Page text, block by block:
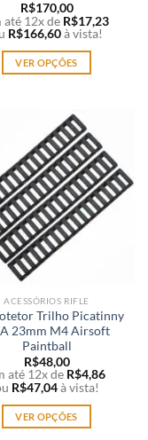
R$170,00
até 12x de R$17,23
R$166,60 à vista!
VER OPÇÕES
tem
várias
variantes.
As
opções
podem
ser
escolhidas
do
produto
ACESSÓRIOS RIFLE
Trilho Picatinny
23mm M4 Airsoft
Paintball
R$48,00
até 12x de R$4,86
R$47,04 à vista!
VER OPÇÕES